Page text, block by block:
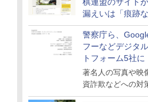
漏えいは「痕跡な
警察庁ら、
フーなどデジタ
トフォーム5社に
し詐欺広告」対
著名人の写真や映
資詐欺などへの対